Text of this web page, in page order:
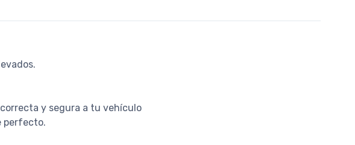
y segura a tu vehículo
perfecto.